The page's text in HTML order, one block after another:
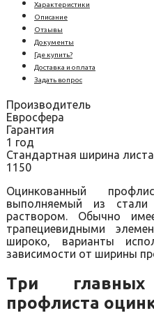
Характеристики
Описание
Отзывы
Документы
Где купить?
Доставка и оплата
Задать вопрос
Производитель
Евросфера
Гарантия
1 год
Стандартная ширина листа
1150
Оцинкованный
выполняемый из
раствором. Обычно
трапециевидными
широко, варианты
зависимости от ширины
Три главных
профлиста